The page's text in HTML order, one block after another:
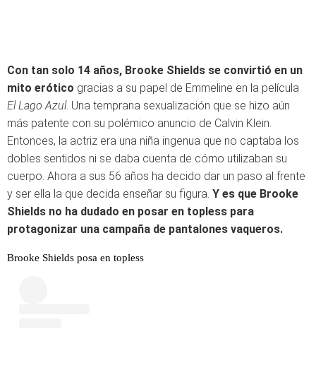
Con tan solo 14 años, Brooke Shields se convirtió en un
mito erótico gracias a su papel de Emmeline en la película
El Lago Azul. Una temprana sexualización que se hizo aún
más patente con su polémico anuncio de Calvin Klein.
Entonces, la actriz era una niña ingenua que no captaba los
dobles sentidos ni se daba cuenta de cómo utilizaban su
cuerpo. Ahora a sus 56 años ha decido dar un paso al frente
y ser ella la que decida enseñar su figura. Y es que Brooke
Shields no ha dudado en posar en topless para
protagonizar una campaña de pantalones vaqueros.
Brooke Shields posa en topless